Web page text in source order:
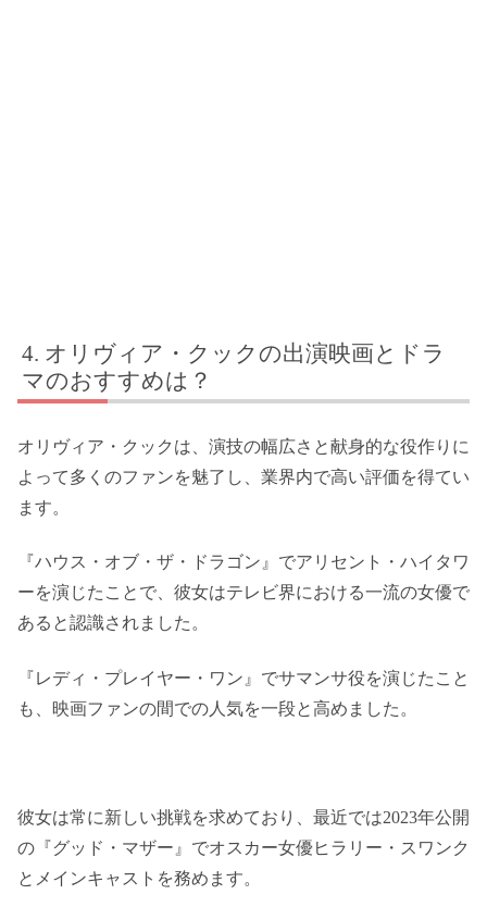
オリヴィア・クックの出演映画とドラ
マのおすすめは？
オリヴィア・クックは、演技の幅広さと献身的な役作りに
よって多くのファンを魅了し、業界内で高い評価を得てい
ます。
『ハウス・オブ・ザ・ドラゴン』でアリセント・ハイタワ
ーを演じたことで、彼女はテレビ界における一流の女優で
あると認識されました。
『レディ・プレイヤー・ワン』でサマンサ役を演じたこと
も、映画ファンの間での人気を一段と高めました。
彼女は常に新しい挑戦を求めており、最近では2023年公開
の『グッド・マザー』でオスカー女優ヒラリー・スワンク
とメインキャストを務めます。